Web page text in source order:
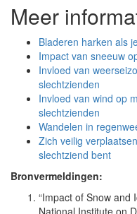
Meer
Bladeren harken als
Impact van sneeuw
Invloed van
slechtzienden
Invloed van wind op
slechtzienden
Wandelen in
Zich veilig
slechtziend bent
Bronvermeldingen:
“Impact of Snow and
National Institute on